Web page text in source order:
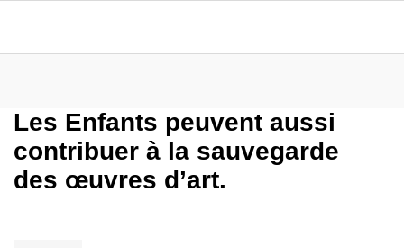
Les Enfants peuvent aussi
contribuer à la sauvegarde
des œuvres d’art.